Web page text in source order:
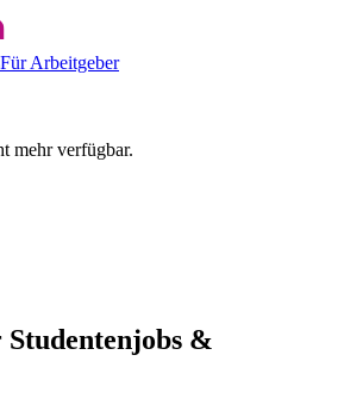
Für Arbeitgeber
mehr verfügbar.
&